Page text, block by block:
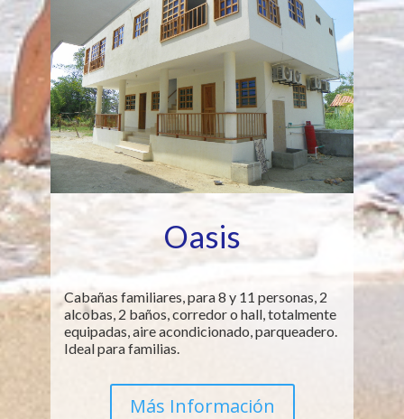
Oasis
Cabañas familiares, para 8 y 11 personas, 2
alcobas, 2 baños, corredor o hall, totalmente
equipadas, aire acondicionado, parqueadero.
Ideal para familias.
Más Información